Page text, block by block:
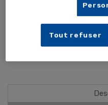
Tout refuser